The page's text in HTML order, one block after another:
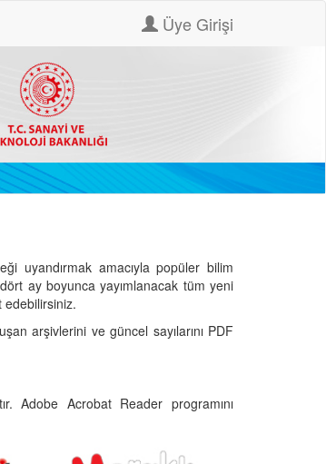
Üye Girişi
uyandırmak amacıyla popüler bilim
ay boyunca yayımlanacak tüm yeni
edebilirsiniz.
arşivlerini ve güncel sayılarını PDF
Adobe Acrobat Reader programını